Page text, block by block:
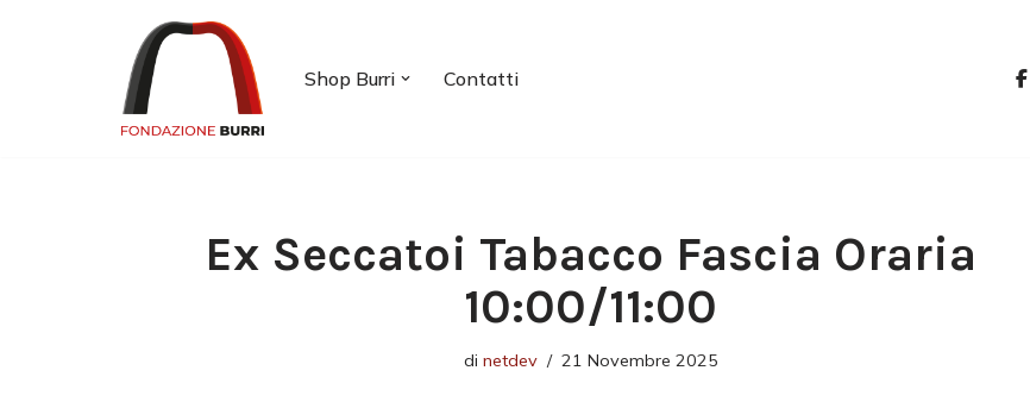
Shop Burri Contatti
Ex Seccatoi Tabacco Fascia Oraria
10:00/11:00
di netdev 21 Novembre 2025